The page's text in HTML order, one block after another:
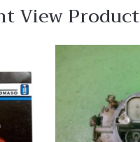
View Product